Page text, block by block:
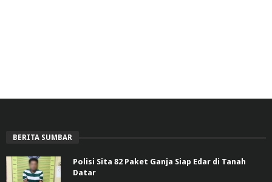
BERITA SUMBAR
Polisi Sita 82 Paket Ganja Siap Edar di Tanah
Datar